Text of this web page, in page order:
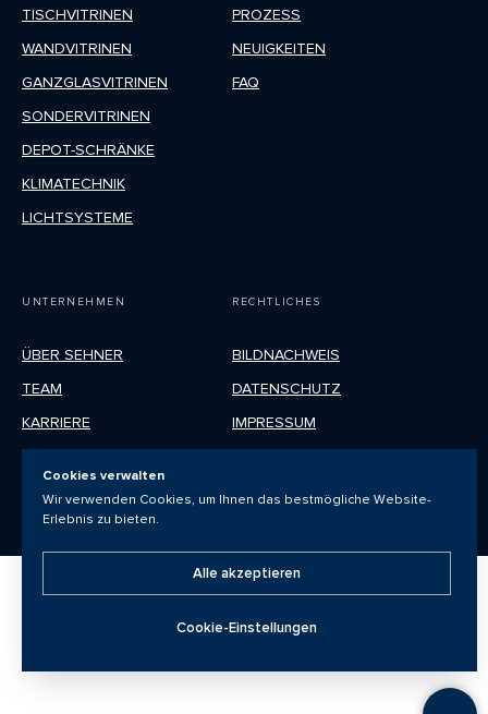
BILDNACHWEIS
DATENSCHUTZ
IMPRESSUM
KARRIERE
TEAM
ÜBER SEHNER
FAQ
NEUIGKEITEN
PROZESS
SONDERVITRINEN
GANZGLASVITRINEN
WANDVITRINEN
LICHTSYSTEME
KLIMATECHNIK
DEPOT-SCHRÄNKE
TISCHVITRINEN
UNTERNEHMEN RECHTLICHES
Cookies verwalten
Wir verwenden Cookies, um Ihnen das bestmögliche Website-
Erlebnis zu bieten.
Alle akzeptieren
Cookie-Einstellungen